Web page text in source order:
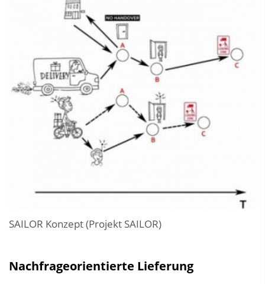
SAILOR Konzept (Projekt SAILOR)
Nachfrageorientierte Lieferung